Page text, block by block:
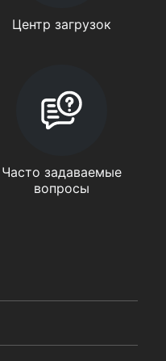
Центр загрузок
Часто задаваемые
вопросы